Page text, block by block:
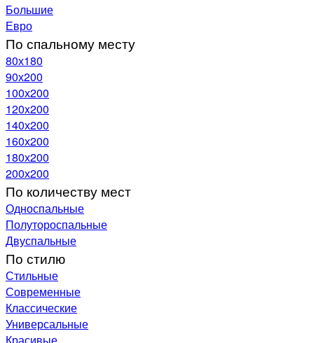
Большие
Евро
По спальному месту
80х180
90х200
100х200
120x200
140х200
160х200
180х200
200х200
По количеству мест
Односпальные
Полутороспальные
Двуспальные
По стилю
Стильные
Современные
Классические
Универсальные